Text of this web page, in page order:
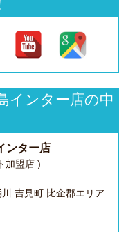
インター店の中
ンター店
加盟店 )
吉見町 比企郡エリア